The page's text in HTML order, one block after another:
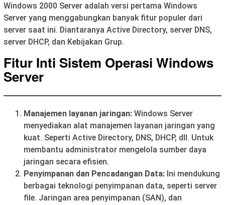
Windows 2000 Server adalah versi pertama Windows
Server yang menggabungkan banyak fitur populer dari
server saat ini. Diantaranya Active Directory, server DNS,
server DHCP, dan Kebijakan Grup.
Fitur Inti Sistem Operasi Windows
Server
Manajemen layanan jaringan: Windows Server
menyediakan alat manajemen layanan jaringan yang
kuat. Seperti Active Directory, DNS, DHCP, dll. Untuk
membantu administrator mengelola sumber daya
jaringan secara efisien.
Penyimpanan dan Pencadangan Data: Ini mendukung
berbagai teknologi penyimpanan data, seperti server
file. Jaringan area penyimpanan (SAN), dan